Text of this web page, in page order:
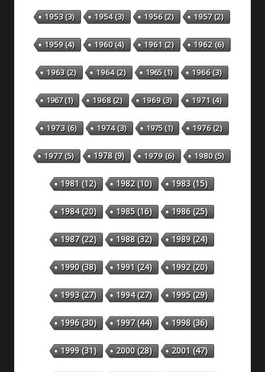
1953(3) 1954(3) 1956(2) 1957(2)
1959(4) 1960(4) 1961 (2) 1962(6)
1963(2) 1964(2) 1965(1) 1966(3)
1967(1) 1968(2) 1969(3) 1971 (4)
1973(6) 1974(3) 1975(1) 1976(2)
1977(5) 1978(9) 1979(6) 1980(5)
1981 (12) 1982(10) 1983(15)
1984(20) 1985(16) 1986(25)
1987(22) 1988(32) 1989(24)
1990(38) 1991 (24) 1992(20)
1993(27) 1994(27) 1995(29)
1996(30) 1997(44) 1998(36)
1999(31) 2000(28) 2001 (47)